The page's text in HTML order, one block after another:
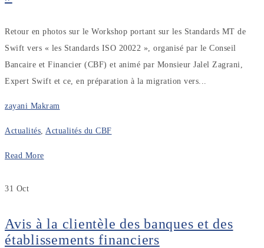
Retour en photos sur le Workshop portant sur les Standards MT de
Swift vers « les Standards ISO 20022 », organisé par le Conseil
Bancaire et Financier (CBF) et animé par Monsieur Jalel Zagrani,
Expert Swift et ce, en préparation à la migration vers...
zayani Makram
Actualités, Actualités du CBF
Read More
31 Oct
Avis à la clientèle des banques et des
établissements financiers